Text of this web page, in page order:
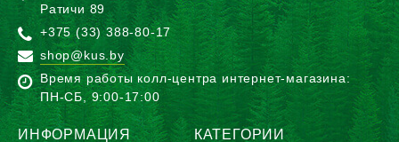
Ратичи 89
+375 (33) 388-80-17
shop@kus.by
Время работы колл-центра интернет-магазина:
ПН-CБ, 9:00-17:00
ИНФОРМАЦИЯ КАТЕГОРИИ